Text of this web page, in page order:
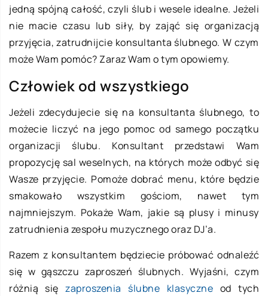
jedną spójną całość, czyli ślub i wesele idealne. Jeżeli
nie macie czasu lub siły, by zająć się organizacją
przyjęcia, zatrudnijcie konsultanta ślubnego. W czym
może Wam pomóc? Zaraz Wam o tym opowiemy.
Człowiek od wszystkiego
Jeżeli zdecydujecie się na konsultanta ślubnego, to
możecie liczyć na jego pomoc od samego początku
organizacji ślubu. Konsultant przedstawi Wam
propozycję sal weselnych, na których może odbyć się
Wasze przyjęcie. Pomoże dobrać menu, które będzie
smakowało wszystkim gościom, nawet tym
najmniejszym. Pokaże Wam, jakie są plusy i minusy
zatrudnienia zespołu muzycznego oraz DJ’a.
Razem z konsultantem będziecie próbować odnaleźć
się w gąszczu zaproszeń ślubnych. Wyjaśni, czym
różnią sięzaproszenia ślubne klasyczne od tych